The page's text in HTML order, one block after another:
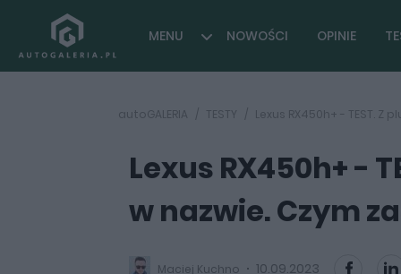
MENU NOWOŚCI OPINIE
autoGALERIA TESTY Lexus RX450h+ - TEST.
Lexus RX450h+ -
w nazwie. Czym
Maciej Kuchno 10.09.2023